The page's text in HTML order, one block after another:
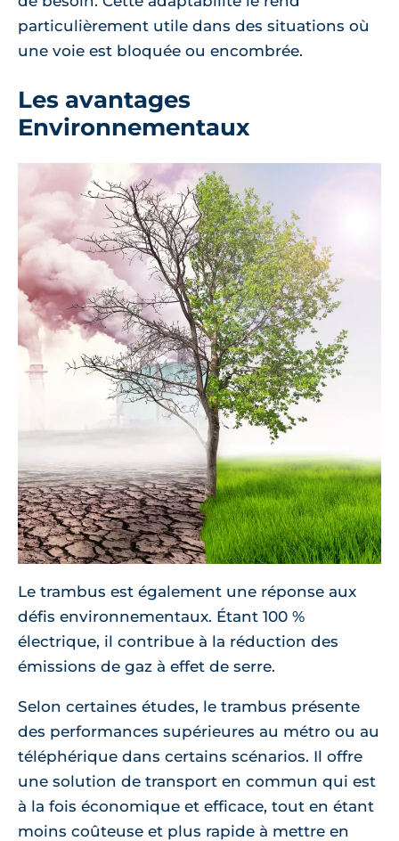
particulièrement utile dans des situations où
une voie est bloquée ou encombrée.
Les avantages
Environnementaux
Le trambus est également une réponse aux
défis environnementaux. Étant 100 %
électrique, il contribue à la réduction des
émissions de gaz à effet de serre.
Selon certaines études, le trambus présente
des performances supérieures au métro ou au
téléphérique dans certains scénarios. Il offre
une solution de transport en commun qui est
à la fois économique et efficace, tout en étant
moins coûteuse et plus rapide à mettre en